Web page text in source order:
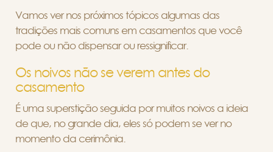
Vamos ver nos próximos tópicos algumas das
tradições mais comuns em casamentos que você
pode ou não dispensar ou ressignificar.
Os noivos não se verem antes do
casamento
É uma superstição seguida por muitos noivos a ideia
de que, no grande dia, eles só podem se ver no
momento da cerimônia.